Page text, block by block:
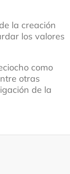
la creación
los valores
como
otras
de la